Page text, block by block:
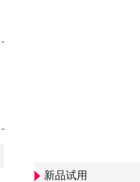
新品试用